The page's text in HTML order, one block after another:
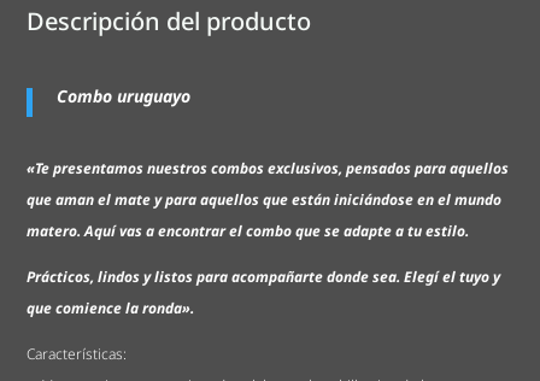
Descripción del producto
Combo uruguayo
«Te presentamos nuestros combos exclusivos, pensados para aquellos
que aman el mate y para aquellos que están iniciándose en el mundo
matero. Aquí vas a encontrar el combo que se adapte a tu estilo.
Prácticos, lindos y listos para acompañarte donde sea. Elegí el tuyo y
que comience la ronda».
Características: